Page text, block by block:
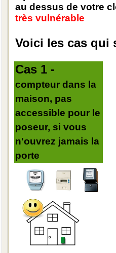
au dessus de votre
très vulnérable
Voici les cas qui
Cas 1 -
compteur dans la
maison, pas
accessible pour le
poseur, si vous
n'ouvrez jamais la
porte